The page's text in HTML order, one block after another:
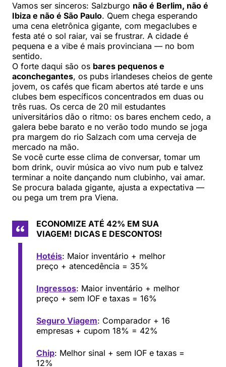
Vamos ser sinceros: Salzburgo não é Berlim, não é
Ibiza e não é São Paulo. Quem chega esperando
uma cena eletrônica gigante, com megaclubes e
festa até o sol raiar, vai se frustrar. A cidade é
pequena e a vibe é mais provinciana — no bom
sentido.
O forte daqui são os bares pequenos e
aconchegantes, os pubs irlandeses cheios de gente
jovem, os cafés que ficam abertos até tarde e uns
clubes bem específicos concentrados em duas ou
três ruas. Os cerca de 20 mil estudantes
universitários dão o ritmo: os bares enchem cedo, a
galera bebe barato e no verão todo mundo se joga
pra margem do rio Salzach com uma cerveja de
mercado na mão.
Se você curte esse clima de conversar, tomar um
bom drink, ouvir música ao vivo num pub e talvez
terminar a noite dançando num clubinho, vai amar.
Se procura balada gigante, ajusta a expectativa —
ou pega um trem pra Viena.
ECONOMIZE ATÉ 42% EM SUA
VIAGEM! DICAS E DESCONTOS!
Hotéis: Maior inventário + melhor
preço + atencedência = 35%
Ingressos: Maior inventário + melhor
preço + sem IOF e taxas = 16%
Seguro Viagem: Comparador + 16
empresas + cupom 18% = 42%
Chip: Melhor sinal + sem IOF e taxas =
12%